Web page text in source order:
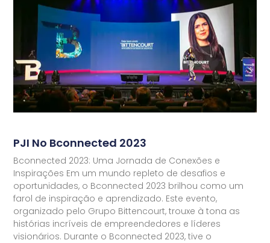
PJI No Bconnected 2023
Bconnected 2023: Uma Jornada de Conexões e
Inspirações Em um mundo repleto de desafios e
oportunidades, o Bconnected 2023 brilhou como um
farol de inspiração e aprendizado. Este evento,
organizado pelo Grupo Bittencourt, trouxe à tona as
histórias incríveis de empreendedores e líderes
visionários. Durante o Bconnected 2023, tive o